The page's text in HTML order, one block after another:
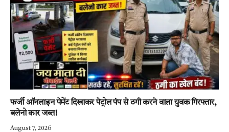
फर्जी ऑनलाइन पेमेंट दिखाकर पेट्रोल पंप से ठगी करने वाला युवक गिरफ्तार,
बलेनो कार जब्त!
August 7, 2026